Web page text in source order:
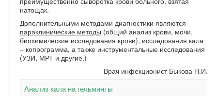
натощак.
Дополнительными методами диагностики являются
параклинические методы (общий анализ крови, мочи,
биохимические исследования крови), исследования кала
– копрограмма, а также инструментальные исследования
(УЗИ, МРТ и другие.)
Врач инфекционист Быкова Н.И.
Анализ кала на гельминты